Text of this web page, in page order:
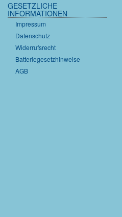
GESETZLICHE
INFORMATIONEN
Impressum
Datenschutz
Widerrufsrecht
Batteriegesetzhinweise
AGB